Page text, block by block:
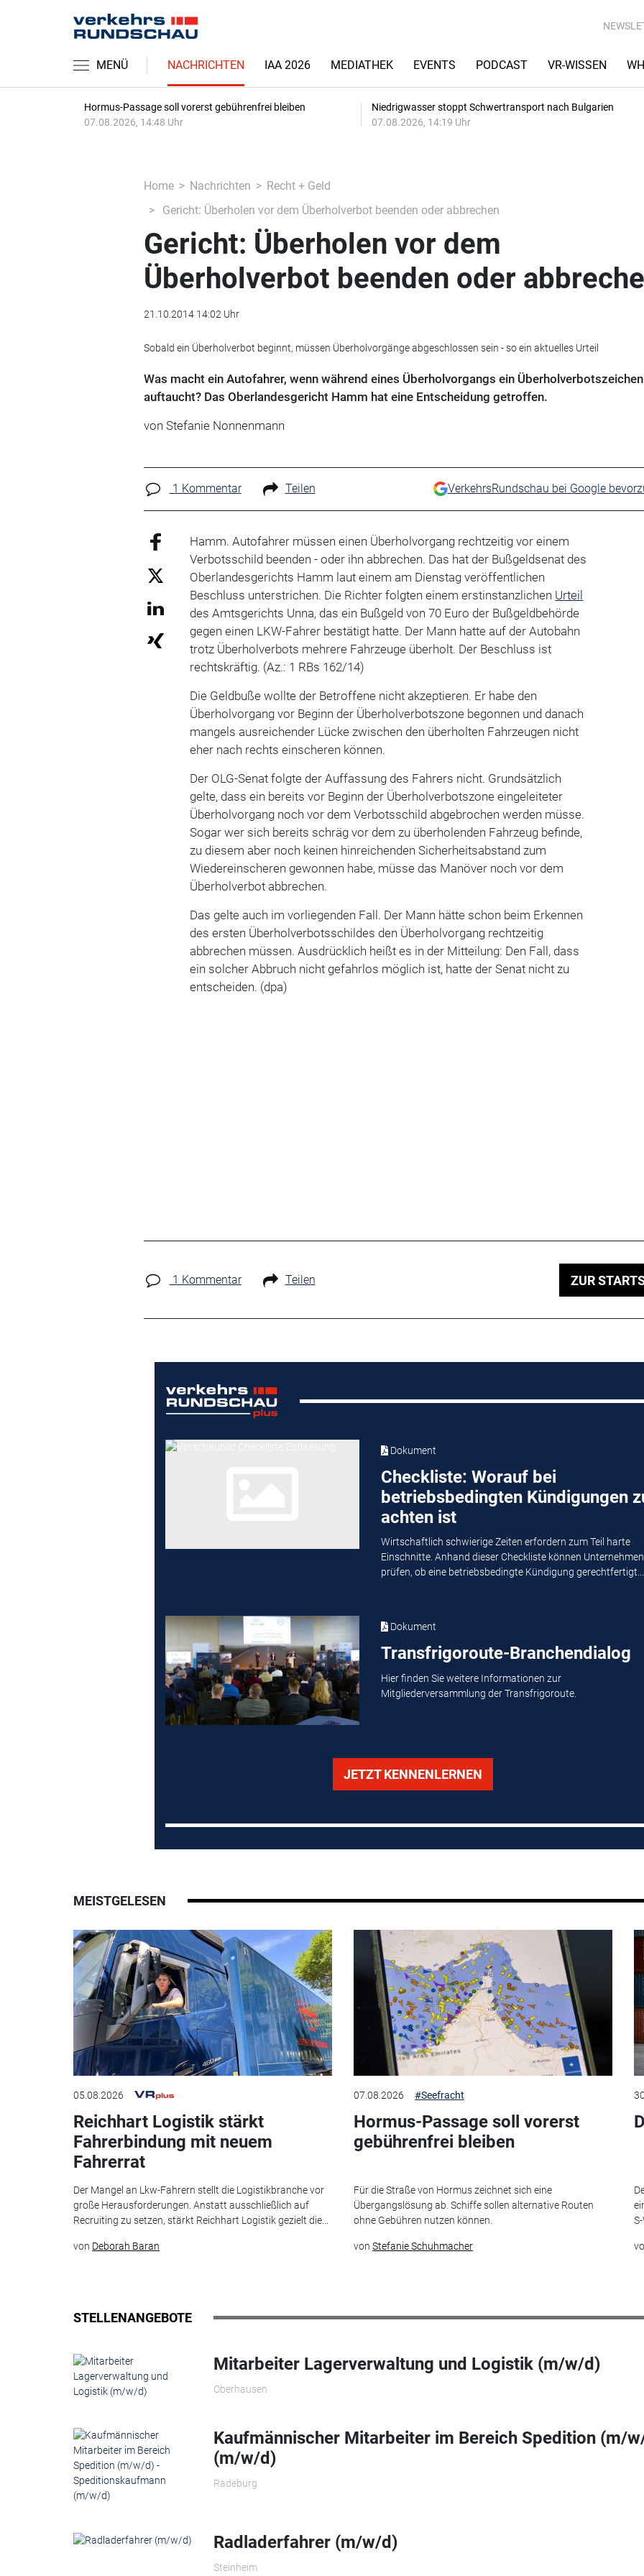
MENÜ NACHRICHTEN IAA 2026 MEDIATHEK EVENTS PODCAST VR-WISSEN
Hormus-Passage soll vorerst gebührenfrei bleiben
07.08.2026, 14:48 Uhr
Niedrigwasser stoppt Schwertransport nach Bulgarien
07.08.2026, 14:19 Uhr
Home Nachrichten
Recht + Geld
Gericht: Überholen vor dem Überholverbot beenden oder abbrechen
Gericht: Überholen vor dem
Überholverbot beenden oder
21.10.2014 14:02 Uhr
Sobald ein Überholverbot beginnt, müssen Überholvorgänge abgeschlossen sein - so ein aktuelles Urteil
Was macht ein Autofahrer, wenn während eines Überholvorgangs ein Überholverbotszeichen
auftaucht? Das Oberlandesgericht Hamm hat eine Entscheidung getroffen.
von Stefanie Nonnenmann
1 Kommentar Teilen VerkehrsRundschau bei Google
Hamm. Autofahrer müssen einen Überholvorgang rechtzeitig vor einem
Verbotsschild beenden - oder ihn abbrechen. Das hat der Bußgeldsenat des
Oberlandesgerichts Hamm laut einem am Dienstag veröffentlichen
Beschluss unterstrichen. Die Richter folgten einem erstinstanzlichen Urteil
des Amtsgerichts Unna, das ein Bußgeld von 70 Euro der Bußgeldbehörde
gegen einen LKW-Fahrer bestätigt hatte. Der Mann hatte auf der Autobahn
trotz Überholverbots mehrere Fahrzeuge überholt. Der Beschluss ist
rechtskräftig. (Az.: 1 RBs 162/14)
Die Geldbuße wollte der Betroffene nicht akzeptieren. Er habe den
Überholvorgang vor Beginn der Überholverbotszone begonnen und danach
mangels ausreichender Lücke zwischen den überholten Fahrzeugen nicht
eher nach rechts einscheren können.
Der OLG-Senat folgte der Auffassung des Fahrers nicht. Grundsätzlich
gelte, dass ein bereits vor Beginn der Überholverbotszone eingeleiteter
Überholvorgang noch vor dem Verbotsschild abgebrochen werden müsse.
Sogar wer sich bereits schräg vor dem zu überholenden Fahrzeug befinde,
zu diesem aber noch keinen hinreichenden Sicherheitsabstand zum
Wiedereinscheren gewonnen habe, müsse das Manöver noch vor dem
Überholverbot abbrechen.
Das gelte auch im vorliegenden Fall. Der Mann hätte schon beim Erkennen
des ersten Überholverbotsschildes den Überholvorgang rechtzeitig
abbrechen müssen. Ausdrücklich heißt es in der Mitteilung: Den Fall, dass
ein solcher Abbruch nicht gefahrlos möglich ist, hatte der Senat nicht zu
entscheiden. (dpa)
1 Kommentar Teilen ZUR
Dokument
Checkliste: Worauf bei
betriebsbedingten Kündigungen
achten ist
Wirtschaftlich schwierige Zeiten erfordern zum Teil harte
Einschnitte. Anhand dieser Checkliste können Unternehmen
prüfen, ob eine betriebsbedingte Kündigung gerechtfertigt...
Dokument
Transfrigoroute-Branchendialog
Hier finden Sie weitere Informationen zur
Mitgliederversammlung der Transfrigoroute.
JETZT KENNENLERNEN
MEISTGELESEN
05.08.2026
Reichhart Logistik stärkt
Fahrerbindung mit neuem
Fahrerrat
Der Mangel an Lkw-Fahrern stellt die Logistikbranche vor
große Herausforderungen. Anstatt ausschließlich auf
Recruiting zu setzen, stärkt Reichhart Logistik gezielt die...
von Deborah Baran
07.08.2026 #Seefracht
Hormus-Passage soll vorerst
gebührenfrei bleiben
Für die Straße von Hormus zeichnet sich eine
Übergangslösung ab. Schiffe sollen alternative Routen
ohne Gebühren nutzen können.
von Stefanie Schuhmacher
STELLENANGEBOTE
Mitarbeiter Lagerverwaltung und Logistik (m/w/d)
Oberhausen
Kaufmännischer Mitarbeiter im Bereich Spedition (m/
(m/w/d)
Radeburg
Radladerfahrer (m/w/d)
Steinheim